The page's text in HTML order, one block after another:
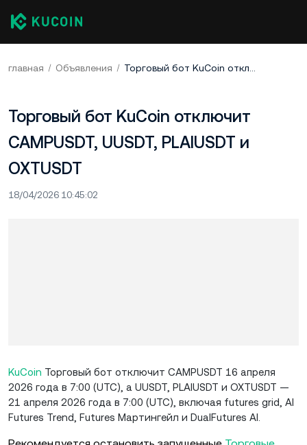
главная Объявления Торговый бот KuCoin отключит CAMPUSDT, UUSDT, PLAIUSDT и OXTUSDT
Торговый бот KuCoin отключит
CAMPUSDT, UUSDT, PLAIUSDT и
OXTUSDT
18/04/2026 10:45:02
KuCoin Торговый бот отключит CAMPUSDT 16 апреля
2026 года в 7:00 (UTC), а UUSDT, PLAIUSDT и OXTUSDT —
21 апреля 2026 года в 7:00 (UTC), включая futures grid, AI
Futures Trend, Futures Мартингейл и DualFutures AI.